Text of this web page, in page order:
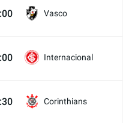
Vasco
Internacional
Corinthians